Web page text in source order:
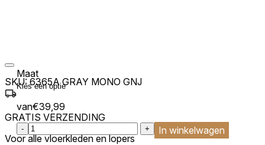
Maat
van€39,99
:product_name quantity
- + In winkelwagen
SKU: 6365A GRAY MONO GNJ
GRATIS VERZENDING
Voor alle vloerkleden en lopers